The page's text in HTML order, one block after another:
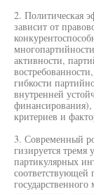
2. Политическая
зависит от
активности,
гибкости
внутренней
финансирования),
критериев и
3. Современный
гизируется тремя
партикулярных
соответствующей